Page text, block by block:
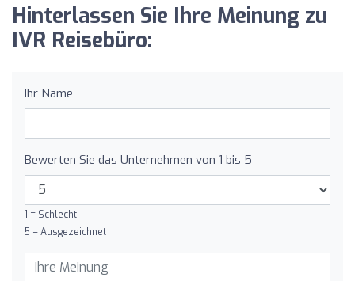
Hinterlassen Sie Ihre Meinung zu
IVR Reisebüro:
Ihr Name
Bewerten Sie das Unternehmen von 1 bis 5
1 = Schlecht
5 = Ausgezeichnet